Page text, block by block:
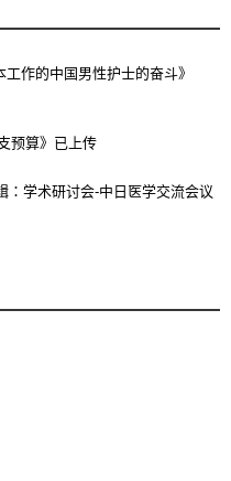
作的中国男性护士的奋斗》
预算》已上传
：学术研讨会-中日医学交流会议